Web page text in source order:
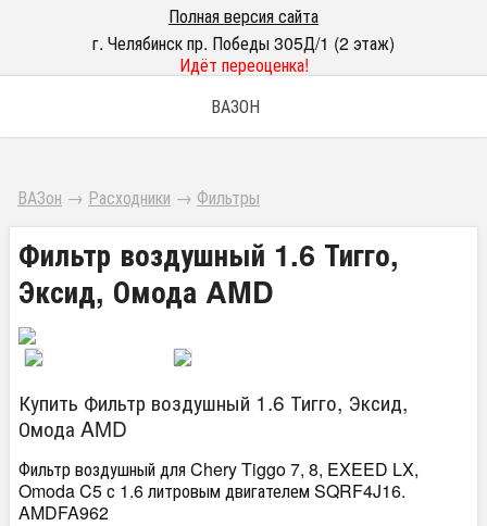
Полная версия сайта
г. Челябинск пр. Победы 305Д/1 (2 этаж)
Идёт переоценка!
ВАЗОН
ВАЗон → Расходники → Фильтры
Фильтр воздушный 1.6 Тигго,
Эксид, Омода AMD
Купить Фильтр воздушный 1.6 Тигго, Эксид,
Омода AMD
Фильтр воздушный для Chery Tiggo 7, 8, EXEED LX,
Omoda C5 с 1.6 литровым двигателем SQRF4J16.
AMDFA962